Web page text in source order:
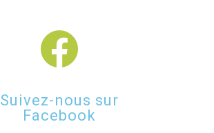
Suivez-nous sur
Facebook